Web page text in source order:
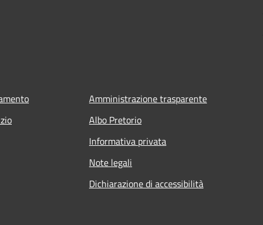
Amministrazione trasparente
Albo Pretorio
Informativa privata
Note legali
Dichiarazione di accessibilità